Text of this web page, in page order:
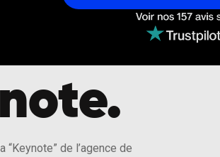
de l’agence de